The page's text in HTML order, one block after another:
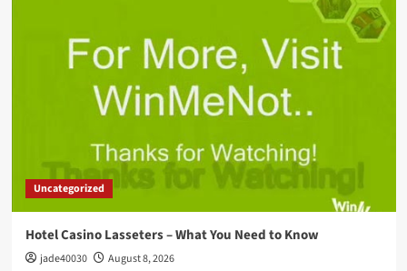
Uncategorized
Hotel Casino Lasseters – What You Need to Know
jade40030 August 8, 2026